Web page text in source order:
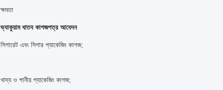
ক্ষমতা
ভ্যাকুয়াম ধাতব কাগজপত্র আবেদন
সিগারেট এবং সিগার প্যাকেজিং কাগজ;
খাদ্য ও পানীয় প্যাকেজিং কাগজ;